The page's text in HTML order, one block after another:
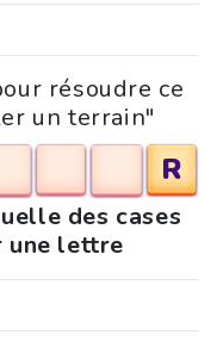
résoudre ce
un terrain"
R
des cases
une lettre